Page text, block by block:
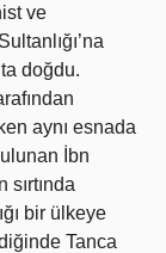
ve
doğdu.
aynı esnada
İbn
bir ülkeye
Tanca